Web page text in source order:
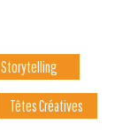
Storytelling
Têtes Créatives